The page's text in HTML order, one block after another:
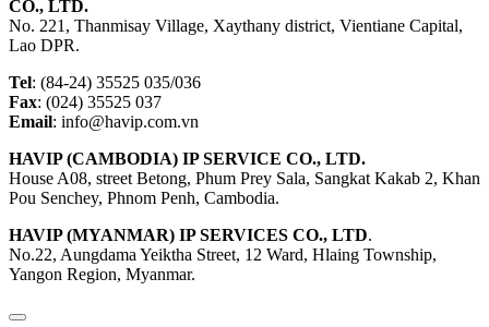
CO., LTD.
No. 221, Thanmisay Village, Xaythany district, Vientiane Capital,
Lao DPR.
Tel: (84-24) 35525 035/036
Fax: (024) 35525 037
Email: info@havip.com.vn
HAVIP (CAMBODIA) IP SERVICE CO., LTD.
House A08, street Betong, Phum Prey Sala, Sangkat Kakab 2, Khan
Pou Senchey, Phnom Penh, Cambodia.
HAVIP (MYANMAR) IP SERVICES CO., LTD.
No.22, Aungdama Yeiktha Street, 12 Ward, Hlaing Township,
Yangon Region, Myanmar.